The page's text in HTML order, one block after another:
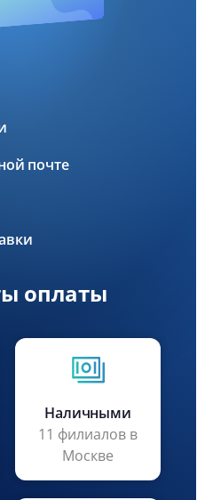
почте
оплаты
Наличными
11 филиалов в
Москве